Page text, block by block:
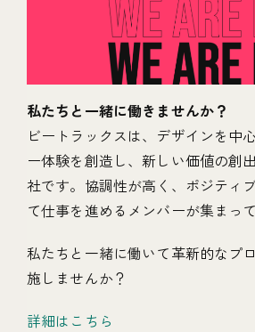
私たちと一緒に働きませんか？
ビートラックスは、デザインを中
ー体験を創造し、新しい価値の創
社です。協調性が高く、ポジティ
て仕事を進めるメンバーが集まっ
私たちと一緒に働いて革新的なプ
施しませんか？
詳細はこちら